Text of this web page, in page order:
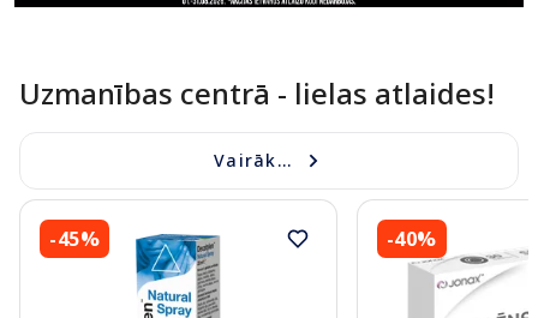
Uzmanības centrā - lielas atlaides!
Vairāk...
-45% -40%